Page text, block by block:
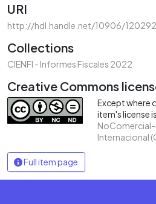
URI
http://hdl.handle.net/10906/120292
Collections
CIENFI - Informes Fiscales 2022
Creative Commons
Except where
item's license
NoComercial-
Internacional
Full item page